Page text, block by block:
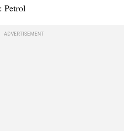
Petrol
ADVERTISEMENT